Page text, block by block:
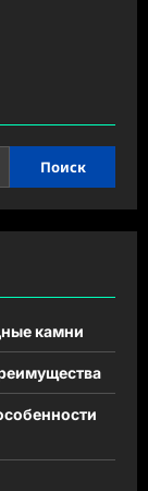
Поиск
камни